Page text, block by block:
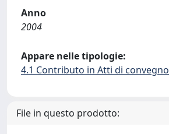
Anno
2004
Appare nelle tipologie:
4.1 Contributo in Atti di convegno
File in questo prodotto: